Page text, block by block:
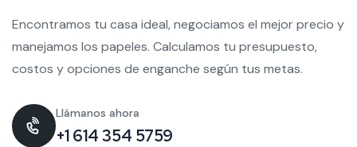
Encontramos tu casa ideal, negociamos el mejor precio y
manejamos los papeles. Calculamos tu presupuesto,
costos y opciones de enganche según tus metas.
Llámanos ahora
+1 614 354 5759